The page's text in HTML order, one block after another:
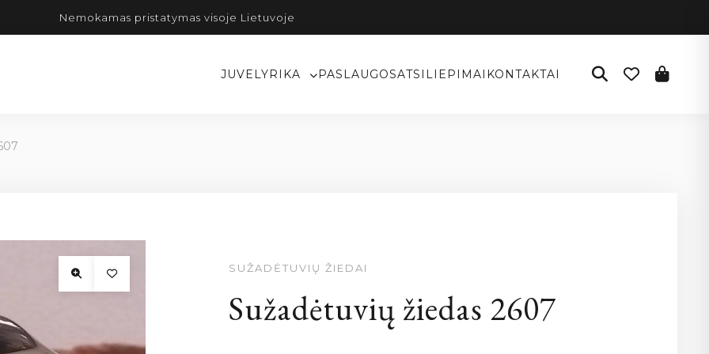
Nemokamas pristatymas visoje Lietuvoje
JUVELYRIKA PASLAUGOSATSILIEPIMAI KONTAKTAI
SUŽADĖTUVIŲ ŽIEDAI
Sužadėtuvių žiedas 2607